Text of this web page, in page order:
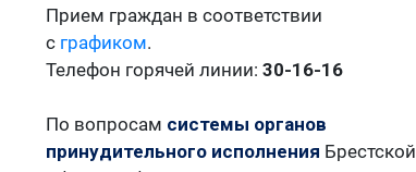
Прием граждан в соответствии
с графиком.
Телефон горячей линии: 30-16-16
По вопросам системы органов
принудительного исполнения Брестской